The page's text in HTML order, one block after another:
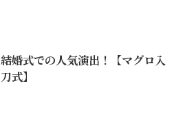
結婚式での人気演出！【マグロ入
刀式】